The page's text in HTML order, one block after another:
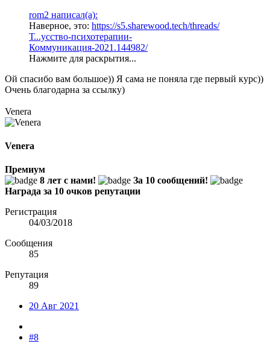
rom2 написал(а):
Наверное, это: https://s5.sharewood.tech/threads/
Т...усство-психотерапии-
Коммуникация-2021.144982/
Нажмите для раскрытия...
Ой спасибо вам большое)) Я сама не поняла где первый курс))
Очень благодарна за ссылку)
Venera
Venera
Премиум
8 лет с нами!
За 10 сообщений!
Награда за 10 очков репутации
Регистрация
04/03/2018
Сообщения
85
Репутация
89
20 Авг 2021
#8